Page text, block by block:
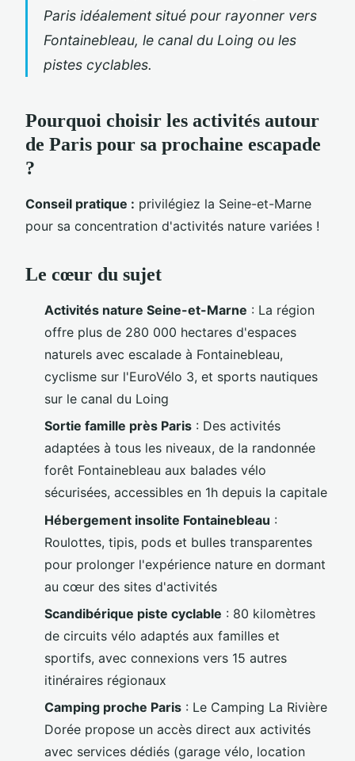
Paris idéalement situé pour rayonner vers
Fontainebleau, le canal du Loing ou les
pistes cyclables.
Pourquoi choisir les activités autour
de Paris pour sa prochaine escapade
?
Conseil pratique : privilégiez la Seine-et-Marne
pour sa concentration d'activités nature variées !
Le cœur du sujet
Activités nature Seine-et-Marne : La région
offre plus de 280 000 hectares d'espaces
naturels avec escalade à Fontainebleau,
cyclisme sur l'EuroVélo 3, et sports nautiques
sur le canal du Loing
Sortie famille près Paris : Des activités
adaptées à tous les niveaux, de la randonnée
forêt Fontainebleau aux balades vélo
sécurisées, accessibles en 1h depuis la capitale
Hébergement insolite Fontainebleau :
Roulottes, tipis, pods et bulles transparentes
pour prolonger l'expérience nature en dormant
au cœur des sites d'activités
Scandibérique piste cyclable : 80 kilomètres
de circuits vélo adaptés aux familles et
sportifs, avec connexions vers 15 autres
itinéraires régionaux
Camping proche Paris : Le Camping La Rivière
Dorée propose un accès direct aux activités
avec services dédiés (garage vélo, location